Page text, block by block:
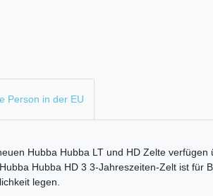
Person in der EU
Hubba Hubba LT und HD Zelte
Hubba HD 3 3-Jahreszeiten-Zelt ist
legen.